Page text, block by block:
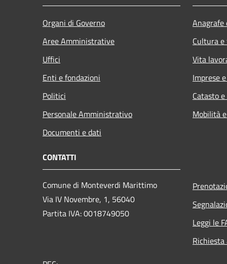
Organi di Governo
Aree Amministrative
Uffici
Enti e fondazioni
Politici
Personale Amministrativo
Documenti e dati
Cultura
Vita
Imprese
Catasto
Mobilità
CONTATTI
Comune di Monteverdi Marittimo
Via IV Novembre, 1, 56040
Partita IVA: 0018749050
Leggi le